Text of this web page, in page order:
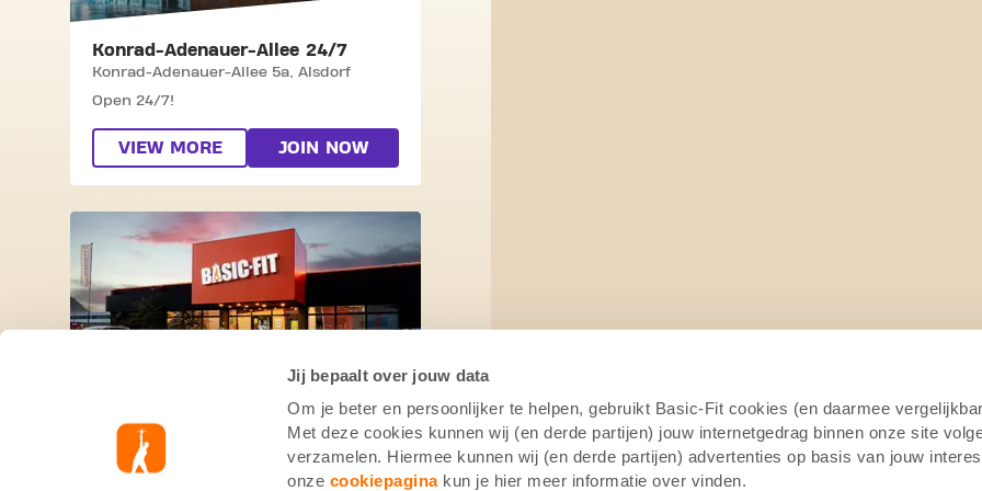
Jij bepaalt over jouw data
Om je beter en persoonlijker te helpen, gebruikt Basic-Fit cookies (en daarmee
Met deze cookies kunnen wij (en derde partijen) jouw internetgedrag binnen onze site
verzamelen. Hiermee kunnen wij (en derde partijen) advertenties op basis van jouw
onze cookiepaginakun je hier meer informatie over vinden.
Konrad-Adenauer-Allee 24/7
Konrad-Adenauer-Allee 5a, Alsdorf
Open 24/7!
VIEW MORE JOIN NOW
SKIP CLUB SCHWABENHEIMER WEG 24/7
Schwabenheimer Weg 24/7
Schwabenheimer Weg 103,Bad
Kreuznach